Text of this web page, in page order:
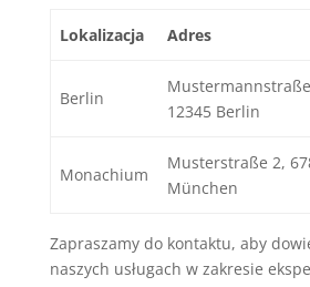
Lokalizacja Adres
Berlin
12345 Berlin
Monachium
Musterstraße 2,
München
Zapraszamy do kontaktu, aby
naszych usługach w zakresie